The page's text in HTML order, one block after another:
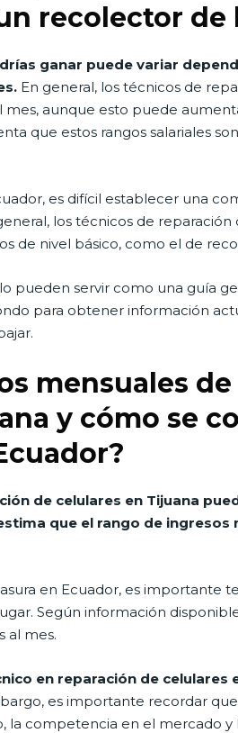
recolector de
ganar puede variar
En general, los técnicos de
aunque esto puede
que estos rangos salariales
es difícil establecer una
los técnicos de
de nivel básico, como el de
pueden servir como una guía
para obtener información
mensuales
y cómo se
de celulares en Tijuana
que el rango de ingresos
en Ecuador, es importante
Según información
al mes.
en reparación de
es importante recordar
competencia en el mercado